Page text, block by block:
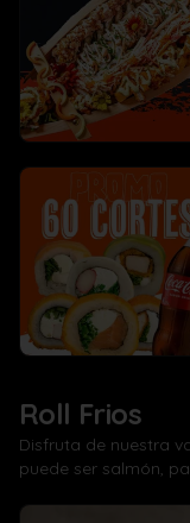
Roll Frios
Disfruta de nuestra
puede ser salmón,